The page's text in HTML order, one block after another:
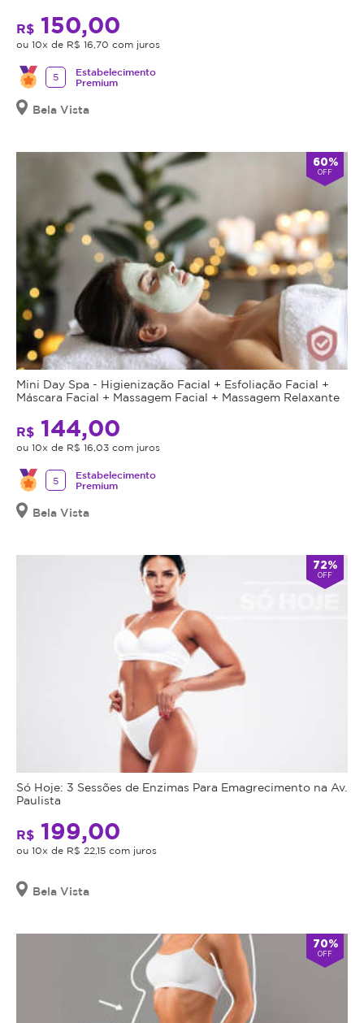
R$ 150,00
ou 10x de R$ 16,70 com juros
5
Estabelecimento
Premium
Bela Vista
60%
OFF
Mini Day Spa - Higienização Facial + Esfoliação Facial +
Máscara Facial + Massagem Facial + Massagem Relaxante
R$ 144,00
ou 10x de R$ 16,03 com juros
5
Estabelecimento
Premium
Bela Vista
72%
OFF
Só Hoje: 3 Sessões de Enzimas Para Emagrecimento na Av.
Paulista
R$ 199,00
ou 10x de R$ 22,15 com juros
Bela Vista
70%
OFF